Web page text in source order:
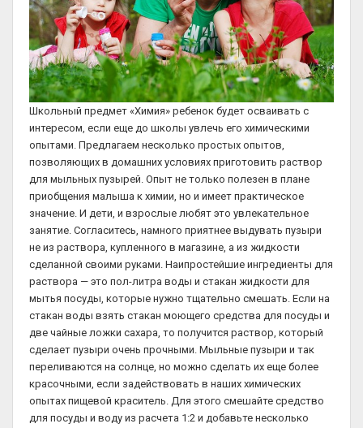
Школьный предмет «Химия» ребенок будет осваивать с
интересом, если еще до школы увлечь его химическими
опытами. Предлагаем несколько простых опытов,
позволяющих в домашних условиях приготовить раствор
для мыльных пузырей. Опыт не только полезен в плане
приобщения малыша к химии, но и имеет практическое
значение. И дети, и взрослые любят это увлекательное
занятие. Согласитесь, намного приятнее выдувать пузыри
не из раствора, купленного в магазине, а из жидкости
сделанной своими руками. Наипростейшие ингредиенты для
раствора — это пол-литра воды и стакан жидкости для
мытья посуды, которые нужно тщательно смешать. Если на
стакан воды взять стакан моющего средства для посуды и
две чайные ложки сахара, то получится раствор, который
сделает пузыри очень прочными. Мыльные пузыри и так
переливаются на солнце, но можно сделать их еще более
красочными, если задействовать в наших химических
опытах пищевой краситель. Для этого смешайте средство
для посуды и воду из расчета 1:2 и добавьте несколько